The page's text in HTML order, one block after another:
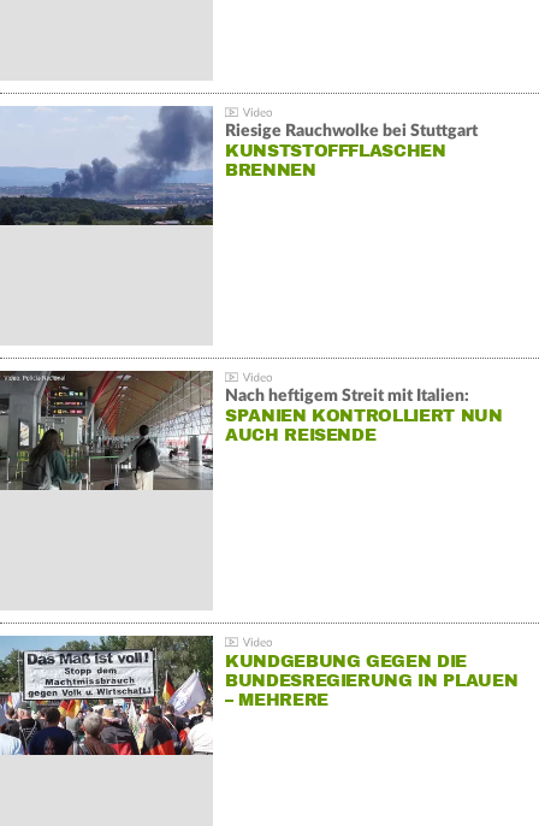
Riesige Rauchwolke bei Stuttgart
KUNSTSTOFFFLASCHEN
BRENNEN
Nach heftigem Streit mit Italien:
SPANIEN KONTROLLIERT NUN
AUCH REISENDE
KUNDGEBUNG GEGEN DIE
BUNDESREGIERUNG IN PLAUEN
– MEHRERE